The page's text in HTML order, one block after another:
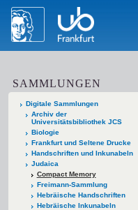
SAMMLUNGEN
Digitale Sammlungen
Archiv der
Universitätsbibliothek JCS
Biologie
Frankfurt und Seltene Drucke
Handschriften und Inkunabeln
Judaica
Compact Memory
Freimann-Sammlung
Hebräische Handschriften
Hebräische Inkunabeln